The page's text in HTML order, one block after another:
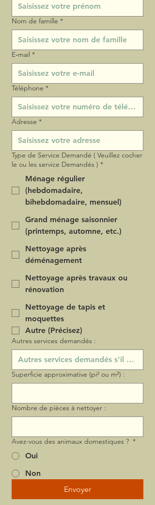
Nom de famille *
E‑mail *
Téléphone *
Adresse *
Type de Service Demandé ( Veuillez cocher
le ou les service Demandés ) *
Ménage régulier
(hebdomadaire,
bihebdomadaire, mensuel)
Grand ménage saisonnier
(printemps, automne, etc.)
Nettoyage après
déménagement
Nettoyage après travaux ou
rénovation
Nettoyage de tapis et
moquettes
Autre (Précisez)
Autres services demandés :
Superficie approximative (pi² ou m²) :
Nombre de pièces à nettoyer :
Avez-vous des animaux domestiques ? *
Oui
Non
Envoyer